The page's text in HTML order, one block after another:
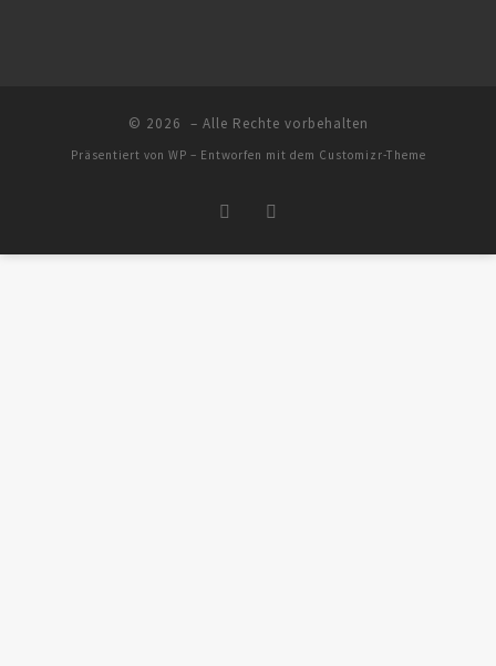
© 2026 – Alle Rechte vorbehalten
Präsentiert von WP – Entworfen mit dem Customizr-Theme